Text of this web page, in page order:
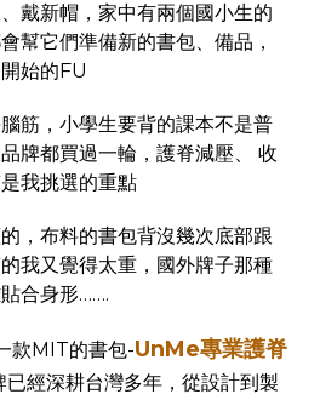
戴新帽，家中有兩個國小生的
幫它們準備新的書包、備品，
始的FU
筋，小學生要背的課本不是普
牌都買過一輪，護脊減壓、 收
我挑選的重點
，布料的書包背沒幾次底部跟
我又覺得太重，國外牌子那種
合身形…….
款MIT的書包-UnMe專業護脊
經深耕台灣多年，從設計到製